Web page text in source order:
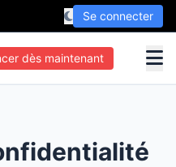
Se connecter
dès maintenant